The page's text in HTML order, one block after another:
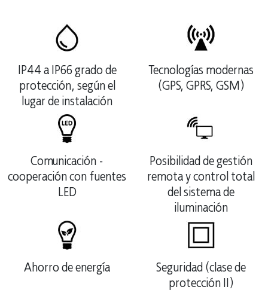
IP44 a IP66 grado de
protección, según el
lugar de instalación
Tecnologías modernas
(GPS, GPRS, GSM)
Comunicación -
cooperación con fuentes
LED
Posibilidad de gestión
remota y control total
del sistema de
iluminación
Ahorro de energía
Seguridad (clase de
protección II)